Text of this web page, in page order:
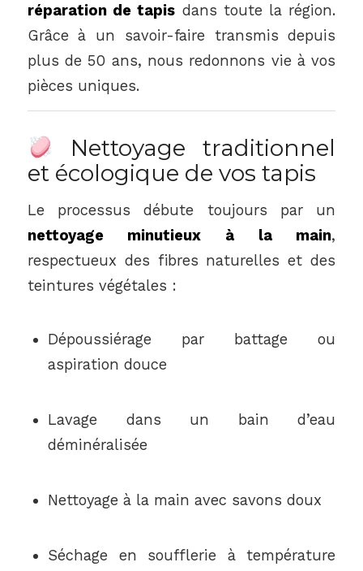
réparation de tapis dans toute la région.
Grâce à un savoir-faire transmis depuis
plus de 50 ans, nous redonnons vie à vos
pièces uniques.
Nettoyage traditionnel
et écologique de vos tapis
Le processus débute toujours par un
nettoyage minutieux à la main,
respectueux des fibres naturelles et des
teintures végétales :
Dépoussiérage par battage ou
aspiration douce
Lavage dans un bain d’eau
déminéralisée
Nettoyage à la main avec savons doux
Séchage en soufflerie à température